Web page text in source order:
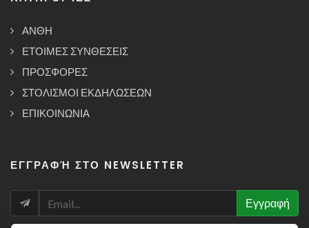
ΑΝΘΗ
ΕΤΟΙΜΕΣ ΣΥΝΘΕΣΕΙΣ
ΠΡΟΣΦΟΡΕΣ
ΣΤΟΛΙΣΜΟΙ ΕΚΔΗΛΩΣΕΩΝ
ΕΠΙΚΟΙΝΩΝΙΑ
ΕΓΓΡΑΦΉ ΣΤΟ NEWSLETTER
NEWSLETTER
Εγγραφή